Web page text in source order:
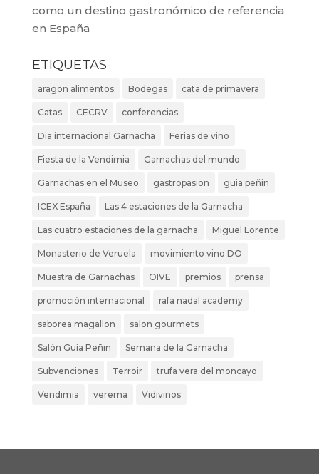
como un destino gastronómico de referencia
en España
ETIQUETAS
aragon alimentos Bodegas cata de primavera
Catas CECRV conferencias
Dia internacional Garnacha Ferias de vino
Fiesta de la Vendimia Garnachas del mundo
Garnachas en el Museo gastropasion guia peñin
ICEX España Las 4 estaciones de la Garnacha
Las cuatro estaciones de la garnacha Miguel Lorente
Monasterio de Veruela movimiento vino DO
Muestra de Garnachas OIVE premios prensa
promoción internacional rafa nadal academy
saborea magallon salon gourmets
Salón Guía Peñin Semana de la Garnacha
Subvenciones Terroir trufa vera del moncayo
Vendimia verema Vidivinos